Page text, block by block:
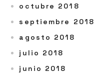
octubre 2018
septiembre 2018
agosto 2018
julio 2018
junio 2018